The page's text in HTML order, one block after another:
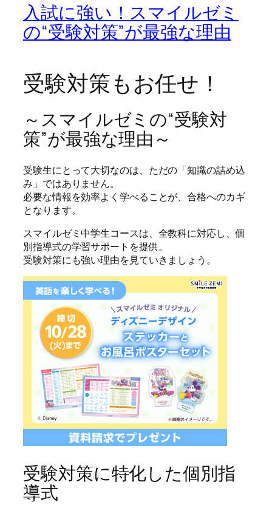
入試に強い！スマイルゼミ
の“受験対策”が最強な理由
受験対策もお任せ！
～スマイルゼミの“受験対
策”が最強な理由～
受験生にとって大切なのは、ただの「知識の詰め込
み」ではありません。
必要な情報を効率よく学べることが、合格へのカギ
となります。
スマイルゼミ中学生コースは、全教科に対応し、個
別指導式の学習サポートを提供。
受験対策にも強い理由を見ていきましょう。
受験対策に特化した個別指
導式